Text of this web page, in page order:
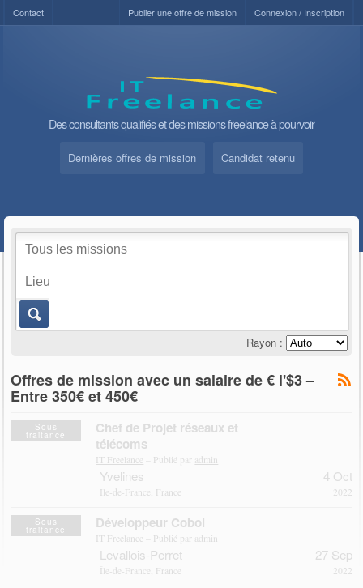
Contact Connexion / Inscription
Publier une offre de mission
Des consultants qualifiés et des missions freelance à pourvoir
Dernières offres de mission Candidat retenu
Rayon :
Offres de mission avec un salaire de € l'$3 –
Entre 350€ et 450€
Sous
traitance
Chef de Projet réseaux et
télécoms
IT Freelance – Publié par admin
Yvelines
Île-de-France, France
4 Oct
2022
Sous
traitance Développeur Cobol
IT Freelance – Publié par admin
Levallois-Perret
Île-de-France, France
27 Sep
2022